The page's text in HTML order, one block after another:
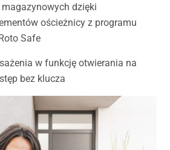
dzięki
ościeżnicy z programu
Safe
w funkcję otwierania na
bez klucza